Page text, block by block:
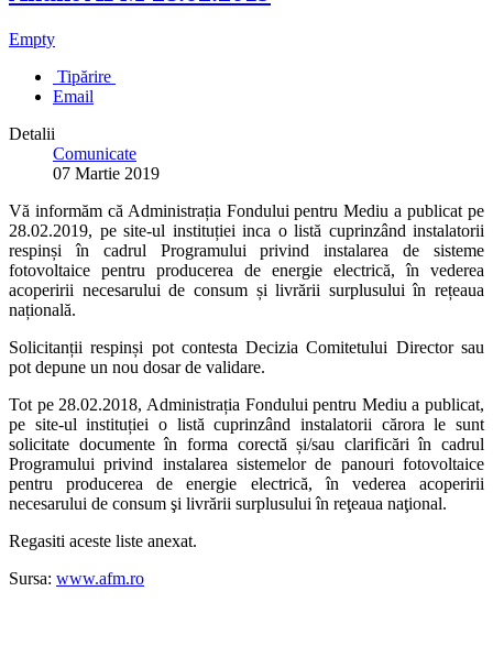
Empty
Tipărire
Email
Detalii
Comunicate
07 Martie 2019
Vă informăm că Administrația Fondului pentru Mediu a publicat pe
28.02.2019, pe site-ul instituției inca o listă cuprinzând instalatorii
respinși în cadrul Programului privind instalarea de sisteme
fotovoltaice pentru producerea de energie electrică, în vederea
acoperirii necesarului de consum și livrării surplusului în rețeaua
națională.
Solicitanții respinși pot contesta Decizia Comitetului Director sau
pot depune un nou dosar de validare.
Tot pe 28.02.2018, Administrația Fondului pentru Mediu a publicat,
pe site-ul instituției o listă cuprinzând instalatorii cărora le sunt
solicitate documente în forma corectă și/sau clarificări în cadrul
Programului privind instalarea sistemelor de panouri fotovoltaice
pentru producerea de energie electrică, în vederea acoperirii
necesarului de consum şi livrării surplusului în reţeaua naţional.
Regasiti aceste liste anexat.
Sursa: www.afm.ro